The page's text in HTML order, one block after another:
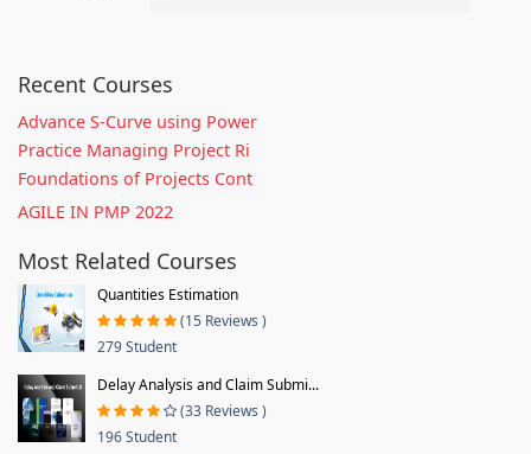
Recent Courses
Advance S-Curve using Power
Practice Managing Project Ri
Foundations of Projects Cont
AGILE IN PMP 2022
Most Related Courses
Quantities Estimation
(15 Reviews )
279 Student
Delay Analysis and Claim Submi...
(33 Reviews )
196 Student